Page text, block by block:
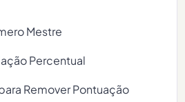
Mestre
Percentual
Remover Pontuação